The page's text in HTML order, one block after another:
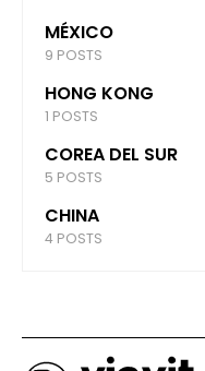
MÉXICO
9 POSTS
HONG KONG
1 POSTS
COREA DEL SUR
5 POSTS
CHINA
4 POSTS